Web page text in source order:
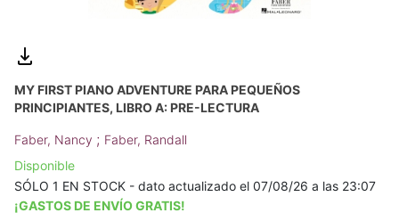
MY FIRST PIANO ADVENTURE PARA PEQUEÑOS
PRINCIPIANTES, LIBRO A: PRE-LECTURA
Faber, Nancy ; Faber, Randall
Disponible
SÓLO 1 EN STOCK - dato actualizado el 07/08/26 a las 23:07
¡GASTOS DE ENVÍO GRATIS!